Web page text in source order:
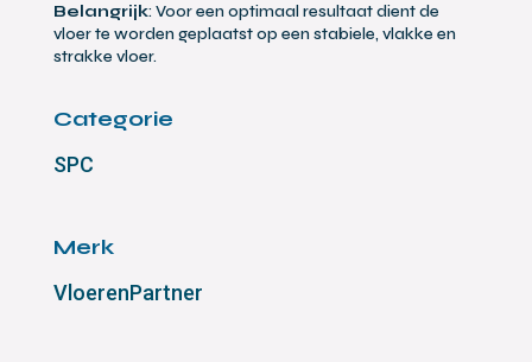
Belangrijk: Voor een optimaal resultaat dient de
vloer te worden geplaatst op een stabiele, vlakke en
strakke vloer.
Categorie
SPC
Merk
VloerenPartner